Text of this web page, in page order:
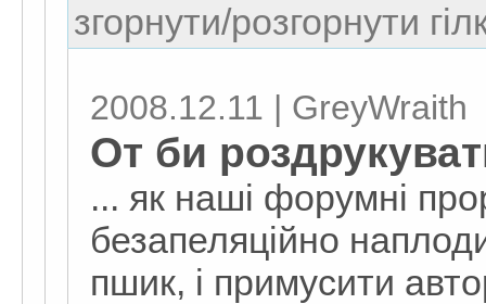
згорнути/розгорнути
2008.12.11 | GreyWraith
От би
... як наші форумні
безапеляційно
пшик, і примусити